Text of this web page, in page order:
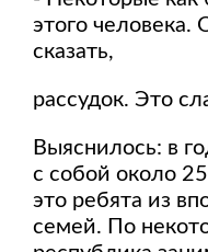
этого человека.
сказать,
рассудок. Это
Выяснилось: в
с собой около
это ребята из
семей. По